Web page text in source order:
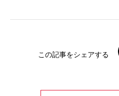
この記事をシェアする